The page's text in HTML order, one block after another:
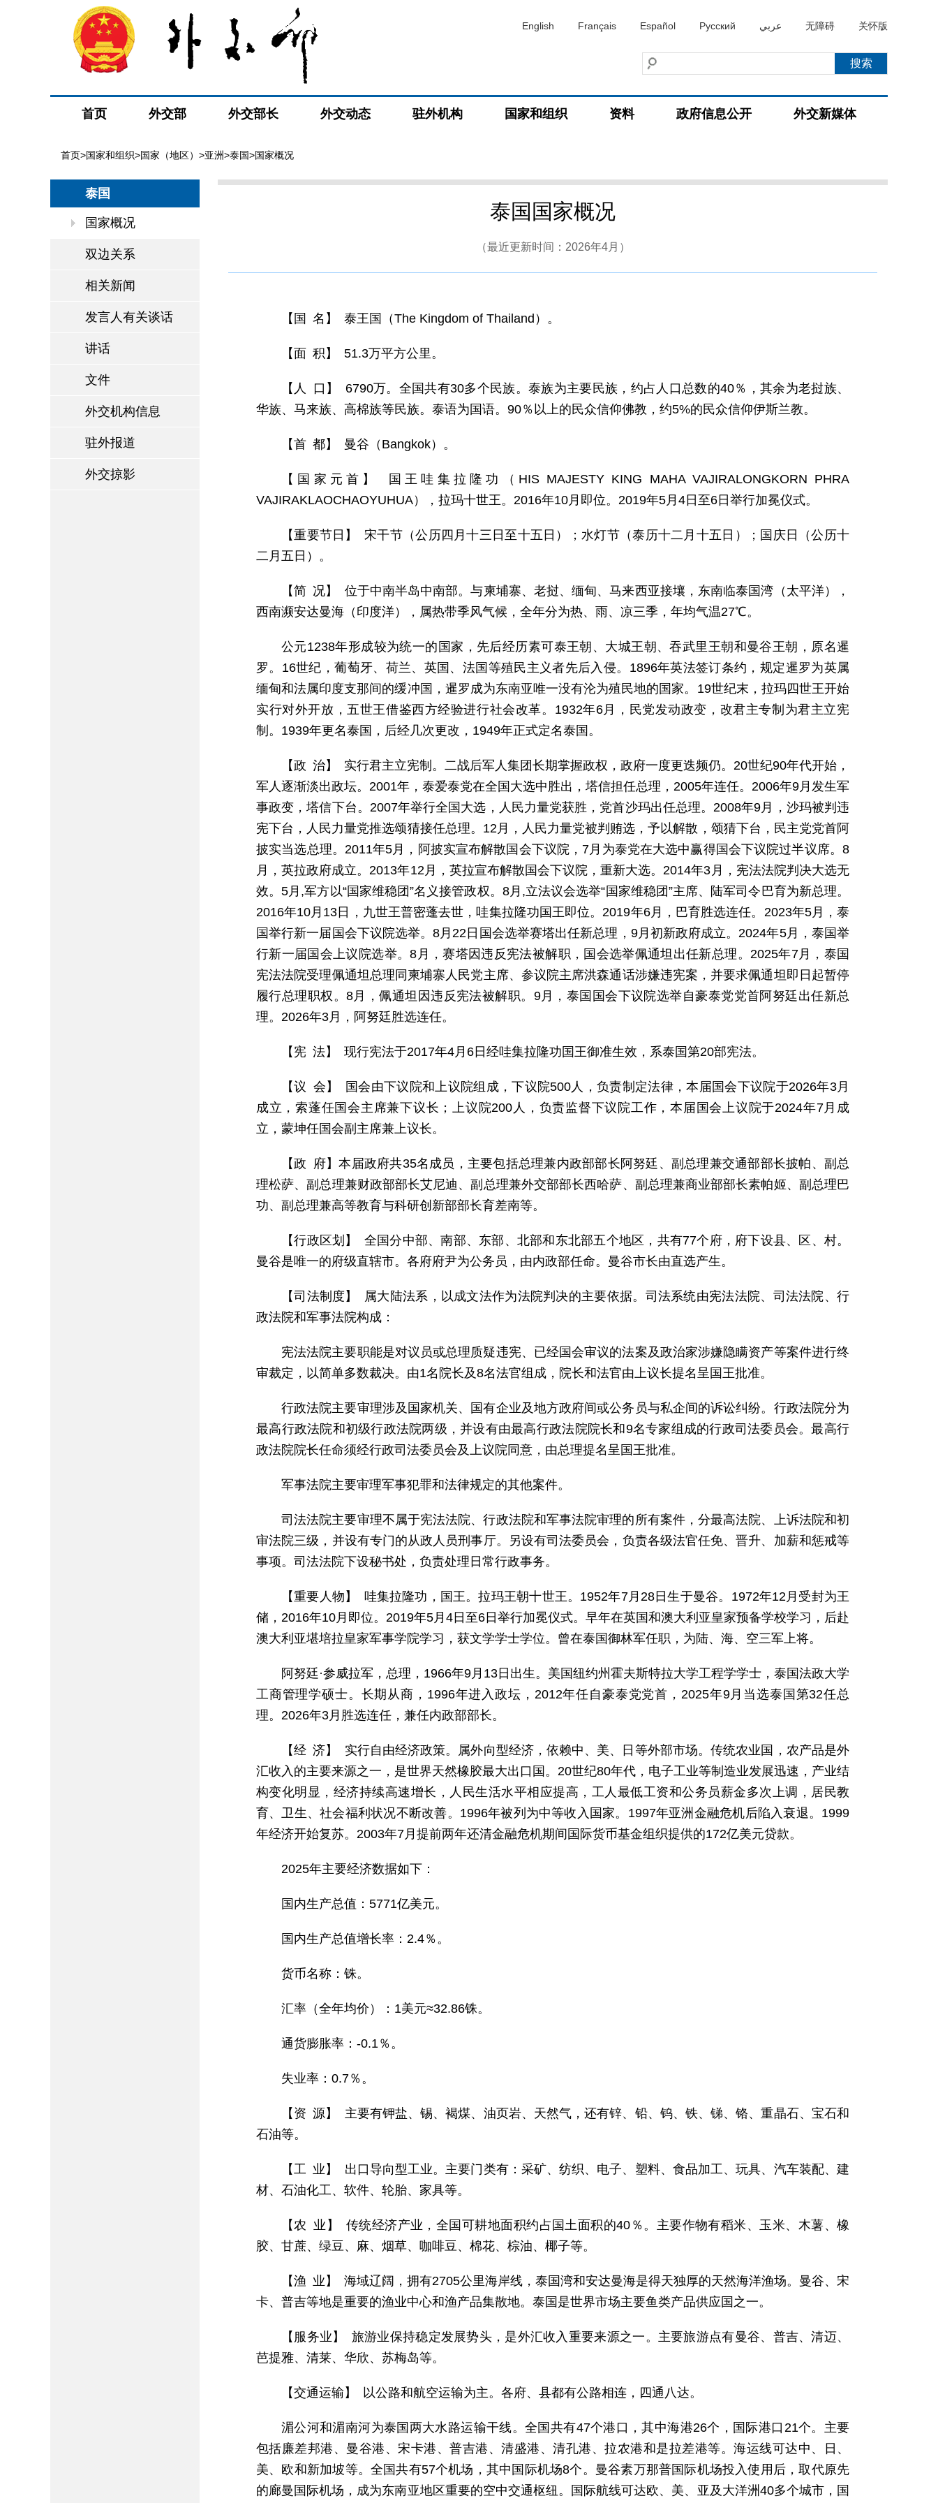
English Français Español Русский عربي 无障碍 关怀版
首页 外交部 外交部长 外交动态 驻外机构 国家和组织 资料 政府信息公开 外交新媒体
首页>国家和组织>国家（地区） >亚洲>泰国>国家概况
泰国
国家概况
双边关系
相关新闻
发言人有关谈话
讲话
文件
外交机构信息
驻外报道
外交掠影
泰国国家概况
（最近更新时间：2026年4月）
【国 名】 泰王国（The Kingdom of Thailand）。
【面 积】 51.3万平方公里。
【人 口】 6790万。全国共有30多个民族。泰族为主要民族，约占人口总数的40％，其余为老挝族、
华族、马来族、高棉族等民族。泰语为国语。90％以上的民众信仰佛教，约5%的民众信仰伊斯兰教。
【首 都】 曼谷（Bangkok）。
【国家元首】 国王哇集拉隆功（HIS MAJESTY KING MAHA VAJIRALONGKORN PHRA
VAJIRAKLAOCHAOYUHUA），拉玛十世王。2016年10月即位。2019年5月4日至6日举行加冕仪式。
【重要节日】 宋干节（公历四月十三日至十五日）；水灯节（泰历十二月十五日）；国庆日（公历十
二月五日）。
【简 况】 位于中南半岛中南部。与柬埔寨、老挝、缅甸、马来西亚接壤，东南临泰国湾（太平洋），
西南濒安达曼海（印度洋），属热带季风气候，全年分为热、雨、凉三季，年均气温27℃。
公元1238年形成较为统一的国家，先后经历素可泰王朝、大城王朝、吞武里王朝和曼谷王朝，原名暹
罗。16世纪，葡萄牙、荷兰、英国、法国等殖民主义者先后入侵。1896年英法签订条约，规定暹罗为英属
缅甸和法属印度支那间的缓冲国，暹罗成为东南亚唯一没有沦为殖民地的国家。19世纪末，拉玛四世王开始
实行对外开放，五世王借鉴西方经验进行社会改革。1932年6月，民党发动政变，改君主专制为君主立宪
制。1939年更名泰国，后经几次更改，1949年正式定名泰国。
【政 治】 实行君主立宪制。二战后军人集团长期掌握政权，政府一度更迭频仍。20世纪90年代开始，
军人逐渐淡出政坛。2001年，泰爱泰党在全国大选中胜出，塔信担任总理，2005年连任。2006年9月发生军
事政变，塔信下台。2007年举行全国大选，人民力量党获胜，党首沙玛出任总理。2008年9月，沙玛被判违
宪下台，人民力量党推选颂猜接任总理。12月，人民力量党被判贿选，予以解散，颂猜下台，民主党党首阿
披实当选总理。2011年5月，阿披实宣布解散国会下议院，7月为泰党在大选中赢得国会下议院过半议席。8
月，英拉政府成立。2013年12月，英拉宣布解散国会下议院，重新大选。2014年3月，宪法法院判决大选无
效。5月,军方以“国家维稳团”名义接管政权。8月,立法议会选举“国家维稳团”主席、陆军司令巴育为新总理。
2016年10月13日，九世王普密蓬去世，哇集拉隆功国王即位。2019年6月，巴育胜选连任。2023年5月，泰
国举行新一届国会下议院选举。8月22日国会选举赛塔出任新总理，9月初新政府成立。2024年5月，泰国举
行新一届国会上议院选举。8月，赛塔因违反宪法被解职，国会选举佩通坦出任新总理。2025年7月，泰国
宪法法院受理佩通坦总理同柬埔寨人民党主席、参议院主席洪森通话涉嫌违宪案，并要求佩通坦即日起暂停
履行总理职权。8月，佩通坦因违反宪法被解职。9月，泰国国会下议院选举自豪泰党党首阿努廷出任新总
理。2026年3月，阿努廷胜选连任。
【宪 法】 现行宪法于2017年4月6日经哇集拉隆功国王御准生效，系泰国第20部宪法。
【议 会】 国会由下议院和上议院组成，下议院500人，负责制定法律，本届国会下议院于2026年3月
成立，索蓬任国会主席兼下议长；上议院200人，负责监督下议院工作，本届国会上议院于2024年7月成
立，蒙坤任国会副主席兼上议长。
【政 府】本届政府共35名成员，主要包括总理兼内政部部长阿努廷、副总理兼交通部部长披帕、副总
理松萨、副总理兼财政部部长艾尼迪、副总理兼外交部部长西哈萨、副总理兼商业部部长素帕姬、副总理巴
功、副总理兼高等教育与科研创新部部长育差南等。
【行政区划】 全国分中部、南部、东部、北部和东北部五个地区，共有77个府，府下设县、区、村。
曼谷是唯一的府级直辖市。各府府尹为公务员，由内政部任命。曼谷市长由直选产生。
【司法制度】 属大陆法系，以成文法作为法院判决的主要依据。司法系统由宪法法院、司法法院、行
政法院和军事法院构成：
宪法法院主要职能是对议员或总理质疑违宪、已经国会审议的法案及政治家涉嫌隐瞒资产等案件进行终
审裁定，以简单多数裁决。由1名院长及8名法官组成，院长和法官由上议长提名呈国王批准。
行政法院主要审理涉及国家机关、国有企业及地方政府间或公务员与私企间的诉讼纠纷。行政法院分为
最高行政法院和初级行政法院两级，并设有由最高行政法院院长和9名专家组成的行政司法委员会。最高行
政法院院长任命须经行政司法委员会及上议院同意，由总理提名呈国王批准。
军事法院主要审理军事犯罪和法律规定的其他案件。
司法法院主要审理不属于宪法法院、行政法院和军事法院审理的所有案件，分最高法院、上诉法院和初
审法院三级，并设有专门的从政人员刑事厅。另设有司法委员会，负责各级法官任免、晋升、加薪和惩戒等
事项。司法法院下设秘书处，负责处理日常行政事务。
【重要人物】 哇集拉隆功，国王。拉玛王朝十世王。1952年7月28日生于曼谷。1972年12月受封为王
储，2016年10月即位。2019年5月4日至6日举行加冕仪式。早年在英国和澳大利亚皇家预备学校学习，后赴
澳大利亚堪培拉皇家军事学院学习，获文学学士学位。曾在泰国御林军任职，为陆、海、空三军上将。
阿努廷·参威拉军，总理，1966年9月13日出生。美国纽约州霍夫斯特拉大学工程学学士，泰国法政大学
工商管理学硕士。长期从商，1996年进入政坛，2012年任自豪泰党党首，2025年9月当选泰国第32任总
理。2026年3月胜选连任，兼任内政部部长。
【经 济】 实行自由经济政策。属外向型经济，依赖中、美、日等外部市场。传统农业国，农产品是外
汇收入的主要来源之一，是世界天然橡胶最大出口国。20世纪80年代，电子工业等制造业发展迅速，产业结
构变化明显，经济持续高速增长，人民生活水平相应提高，工人最低工资和公务员薪金多次上调，居民教
育、卫生、社会福利状况不断改善。1996年被列为中等收入国家。1997年亚洲金融危机后陷入衰退。1999
年经济开始复苏。2003年7月提前两年还清金融危机期间国际货币基金组织提供的172亿美元贷款。
2025年主要经济数据如下：
国内生产总值：5771亿美元。
国内生产总值增长率：2.4％。
货币名称：铢。
汇率（全年均价）：1美元≈32.86铢。
通货膨胀率：-0.1％。
失业率：0.7％。
【资 源】 主要有钾盐、锡、褐煤、油页岩、天然气，还有锌、铅、钨、铁、锑、铬、重晶石、宝石和
石油等。
【工 业】 出口导向型工业。主要门类有：采矿、纺织、电子、塑料、食品加工、玩具、汽车装配、建
材、石油化工、软件、轮胎、家具等。
【农 业】 传统经济产业，全国可耕地面积约占国土面积的40％。主要作物有稻米、玉米、木薯、橡
胶、甘蔗、绿豆、麻、烟草、咖啡豆、棉花、棕油、椰子等。
【渔 业】 海域辽阔，拥有2705公里海岸线，泰国湾和安达曼海是得天独厚的天然海洋渔场。曼谷、宋
卡、普吉等地是重要的渔业中心和渔产品集散地。泰国是世界市场主要鱼类产品供应国之一。
【服务业】 旅游业保持稳定发展势头，是外汇收入重要来源之一。主要旅游点有曼谷、普吉、清迈、
芭提雅、清莱、华欣、苏梅岛等。
【交通运输】 以公路和航空运输为主。各府、县都有公路相连，四通八达。
湄公河和湄南河为泰国两大水路运输干线。全国共有47个港口，其中海港26个，国际港口21个。主要
包括廉差邦港、曼谷港、宋卡港、普吉港、清盛港、清孔港、拉农港和是拉差港等。海运线可达中、日、
美、欧和新加坡等。全国共有57个机场，其中国际机场8个。曼谷素万那普国际机场投入使用后，取代原先
的廊曼国际机场，成为东南亚地区重要的空中交通枢纽。国际航线可达欧、美、亚及大洋洲40多个城市，国